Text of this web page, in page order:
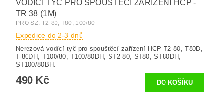
VODÍCÍ TYČ PRO SPOUŠTĚCÍ ZAŘÍZENÍ HCP -
TR 38 (1M)
PRO SZ: T2-80, T80, 100/80
Expedice do 2-3 dnů
Nerezová vodící tyč pro spouštěcí zařízení HCP T2-80, T80D,
T-80DH, T100/80, T100/80DH, ST2-80, ST80, ST80DH,
ST100/80BH.
490 Kč